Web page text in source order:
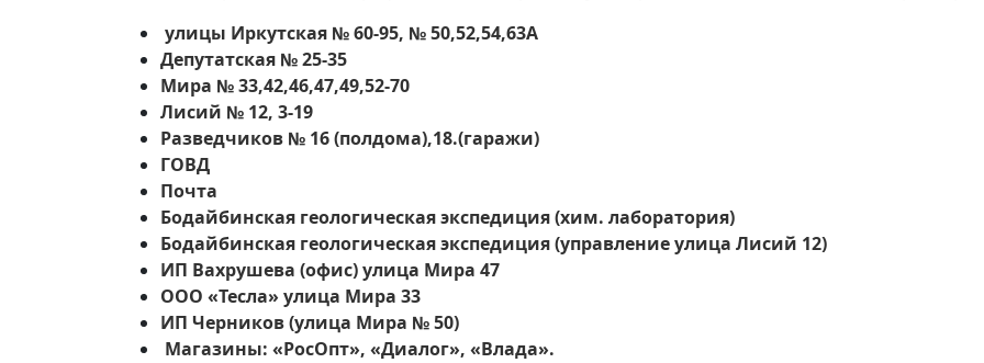
улицы Иркутская № 60-95, № 50,52,54,63А
Депутатская № 25-35
Мира № 33,42,46,47,49,52-70
Лисий № 12, 3-19
Разведчиков № 16 (полдома),18.(гаражи)
ГОВД
Почта
Бодайбинская геологическая экспедиция (хим. лаборатория)
Бодайбинская геологическая экспедиция (управление улица Лисий 12)
ИП Вахрушева (офис) улица Мира 47
ООО «Тесла» улица Мира 33
ИП Черников (улица Мира № 50)
Магазины: «РосОпт», «Диалог», «Влада».